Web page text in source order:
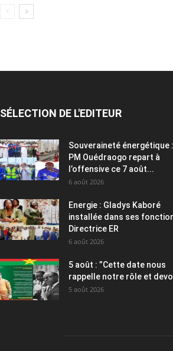
SÉLECTION DE L'EDITEUR
Souveraineté énergétique
PM Ouédraogo repart à
l’offensive ce 7 août...
6 août 2026
Energie : Gladys Kaboré
installée dans ses
Directrice ER
6 août 2026
5 août : ”Cette date nous
rappelle notre rôle et
5 août 2026